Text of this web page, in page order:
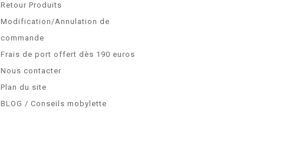
Retour Produits
Modification/Annulation de
commande
Frais de port offert dès 190 euros
Nous contacter
Plan du site
BLOG / Conseils mobylette